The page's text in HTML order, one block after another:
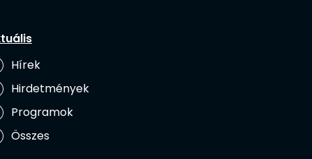
Hírek
Hirdetmények
Programok
Összes